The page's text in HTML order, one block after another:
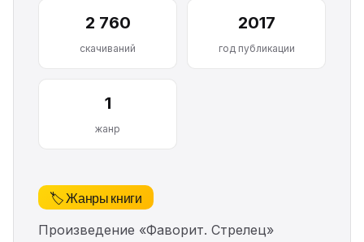
2 760
скачиваний
2017
год публикации
1
жанр
🏷️ Жанры книги
Произведение «Фаворит. Стрелец»